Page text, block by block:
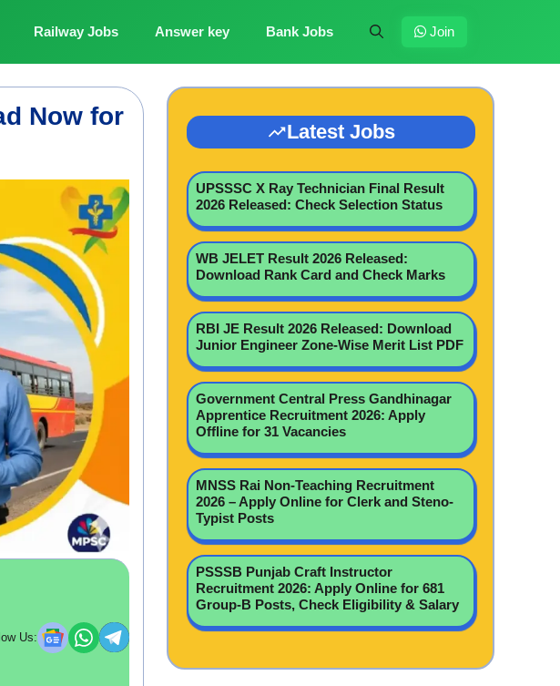
Railway Jobs Answer key Bank Jobs Join
Now for
Us:
Latest Jobs
UPSSSC X Ray Technician Final Result
2026 Released: Check Selection Status
WB JELET Result 2026 Released:
Download Rank Card and Check Marks
RBI JE Result 2026 Released: Download
Junior Engineer Zone-Wise Merit List PDF
Government Central Press Gandhinagar
Apprentice Recruitment 2026: Apply
Offline for 31 Vacancies
MNSS Rai Non-Teaching Recruitment
2026 – Apply Online for Clerk and Steno-
Typist Posts
PSSSB Punjab Craft Instructor
Recruitment 2026: Apply Online for 681
Group-B Posts, Check Eligibility & Salary